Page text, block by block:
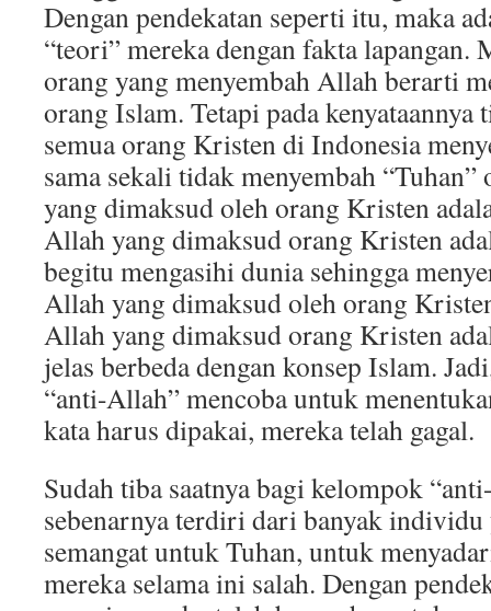
Dengan pendekatan seperti itu, maka
“teori” mereka dengan fakta lapangan.
orang yang menyembah Allah berarti
orang Islam. Tetapi pada
semua orang Kristen di Indonesia
sama sekali tidak menyembah
yang dimaksud oleh orang Kristen
Allah yang dimaksud orang Kristen
begitu mengasihi dunia sehingga
Allah yang dimaksud oleh orang
Allah yang dimaksud orang Kristen
jelas berbeda dengan konsep Islam.
“anti-Allah” mencoba untuk
kata harus dipakai, mereka telah gagal.
Sudah tiba saatnya bagi kelompok
sebenarnya terdiri dari banyak
semangat untuk Tuhan, untuk
mereka selama ini salah. Dengan